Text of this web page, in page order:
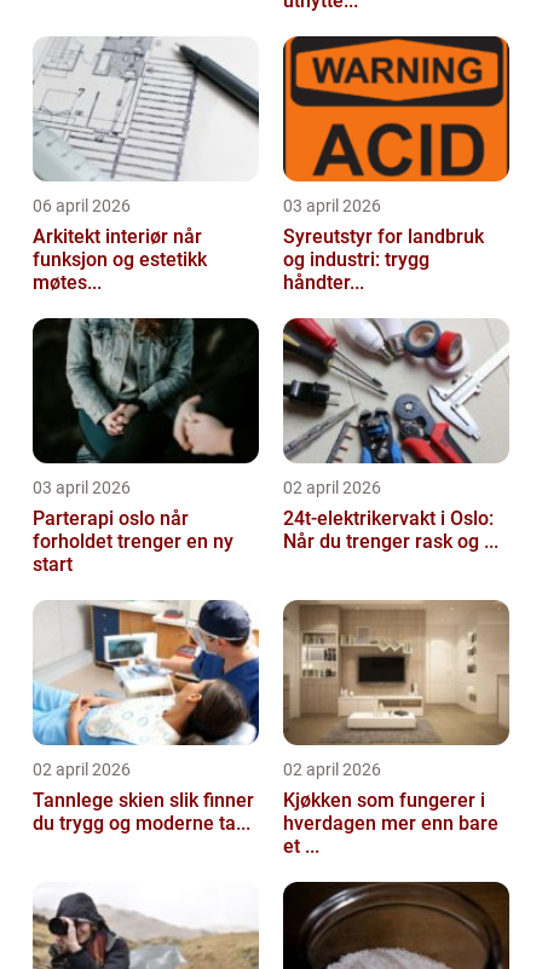
06 april 2026
Arkitekt interiør når
funksjon og estetikk
møtes...
03 april 2026
Syreutstyr for landbruk
og industri: trygg
håndter...
03 april 2026
Parterapi oslo når
forholdet trenger en ny
start
02 april 2026
24t-elektrikervakt i Oslo:
Når du trenger rask og ...
02 april 2026
Tannlege skien slik finner
du trygg og moderne ta...
02 april 2026
Kjøkken som fungerer i
hverdagen mer enn bare
et ...